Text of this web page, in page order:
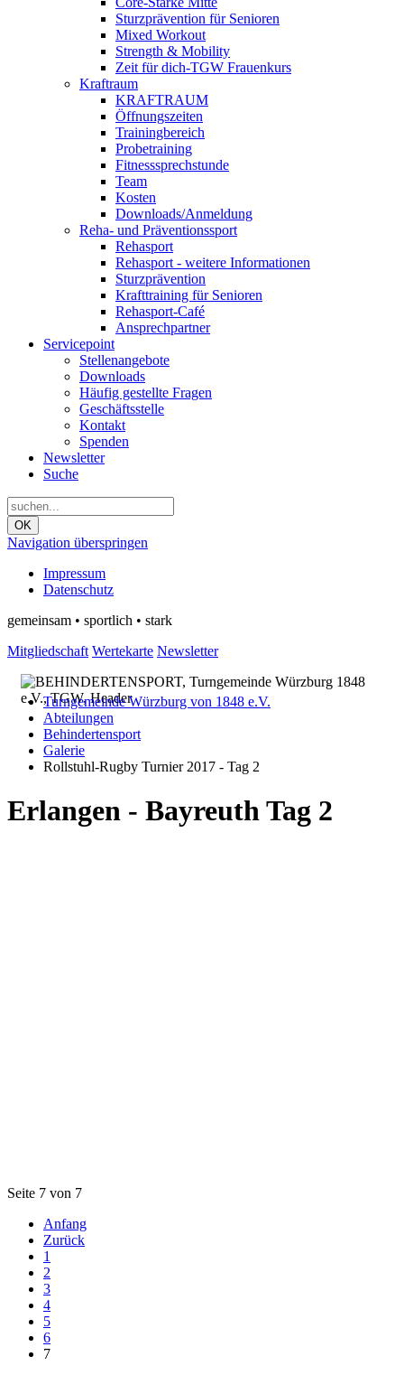
Sturzprävention für Senioren
Mixed Workout
Strength & Mobility
Zeit für dich-TGW Frauenkurs
Kraftraum
KRAFTRAUM
Öffnungszeiten
Trainingbereich
Probetraining
Fitnesssprechstunde
Team
Kosten
Downloads/Anmeldung
Reha- und Präventionssport
Rehasport
Rehasport - weitere Informationen
Sturzprävention
Krafttraining für Senioren
Rehasport-Café
Ansprechpartner
Servicepoint
Stellenangebote
Downloads
Häufig gestellte Fragen
Geschäftsstelle
Kontakt
Spenden
Newsletter
Suche
OK
Navigation überspringen
Impressum
Datenschutz
gemeinsam • sportlich • stark
Mitgliedschaft Wertekarte Newsletter
Turngemeinde Würzburg von 1848 e.V.
Abteilungen
Behindertensport
Galerie
Rollstuhl-Rugby Turnier 2017 - Tag 2
Erlangen - Bayreuth Tag 2
Seite 7 von 7
Anfang
Zurück
1
2
3
4
5
6
7